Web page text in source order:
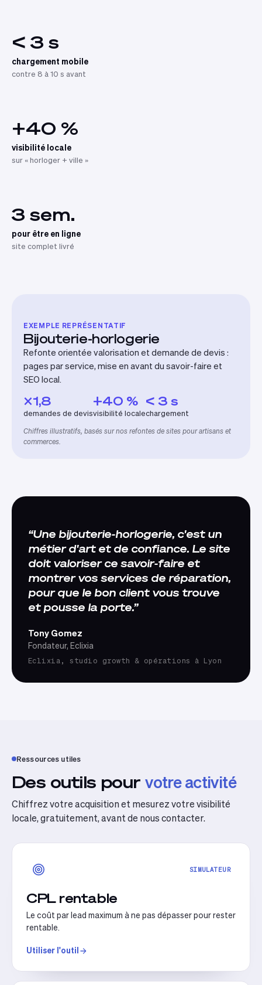
< 3 s
chargement mobile
contre 8 à 10 s avant
+40 %
visibilité locale
sur « horloger + ville »
3 sem.
pour être en ligne
site complet livré
EXEMPLE REPRÉSENTATIF
Bijouterie-horlogerie
Refonte orientée valorisation et demande de devis :
pages par service, mise en avant du savoir-faire et
SEO local.
×1,8
demandes de devis
+40 %
visibilité locale
< 3 s
chargement
Chiffres illustratifs, basés sur nos refontes de sites pour artisans et
commerces.
Une bijouterie-horlogerie, c'est un
métier d'art et de confiance. Le site
doit valoriser ce savoir-faire et
montrer vos services de réparation,
pour que le bon client vous trouve
et pousse la porte.
Tony Gomez
Fondateur, Eclixia
Eclixia, studio growth & opérations à Lyon
Ressources utiles
Des outils pour votre activité
Chiffrez votre acquisition et mesurez votre visibilité
locale, gratuitement, avant de nous contacter.
SIMULATEUR
CPL rentable
Le coût par lead maximum à ne pas dépasser pour rester
rentable.
Utiliser l'outil